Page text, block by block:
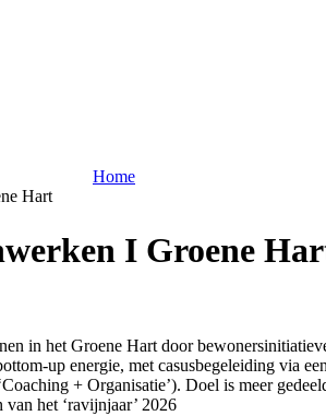
Home
Hart
I Groene
in het Groene Hart door
up energie, met casusbegeleiding via
+ Organisatie’). Doel is meer
het ‘ravijnjaar’ 2026